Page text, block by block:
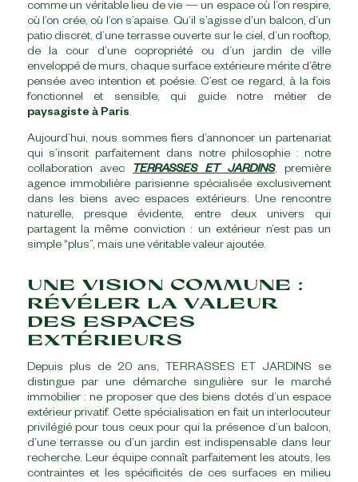
comme un véritable lieu de vie — un espace où l’on respire,
où l’on crée, où l’on s’apaise. Qu’il s’agisse d’un balcon, d’un
patio discret, d’une terrasse ouverte sur le ciel, d’un rooftop,
de la cour d’une copropriété ou d’un jardin de ville
enveloppé de murs, chaque surface extérieure mérite d’être
pensée avec intention et poésie. C’est ce regard, à la fois
fonctionnel et sensible, qui guide notre métier de
paysagiste à Paris.
Aujourd’hui, nous sommes fiers d’annoncer un partenariat
qui s’inscrit parfaitement dans notre philosophie : notre
collaboration avecTERRASSES ET JARDINS, première
agence immobilière parisienne spécialisée exclusivement
dans les biens avec espaces extérieurs. Une rencontre
naturelle, presque évidente, entre deux univers qui
partagent la même conviction : un extérieur n’est pas un
simple “plus”, mais une véritable valeur ajoutée.
UNE VISION COMMUNE :
RÉVÉLER LA VALEUR
DES ESPACES
EXTÉRIEURS
Depuis plus de 20 ans, TERRASSES ET JARDINS se
distingue par une démarche singulière sur le marché
immobilier : ne proposer que des biens dotés d’un espace
extérieur privatif. Cette spécialisation en fait un interlocuteur
privilégié pour tous ceux pour qui la présence d’un balcon,
d’une terrasse ou d’un jardin est indispensable dans leur
recherche. Leur équipe connaît parfaitement les atouts, les
contraintes et les spécificités de ces surfaces en milieu